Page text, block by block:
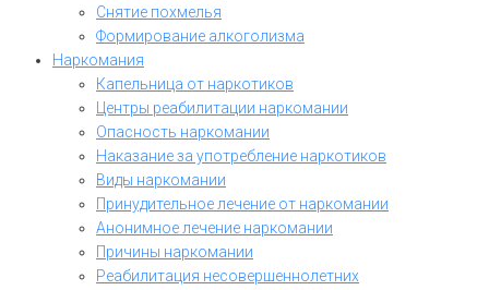
Снятие похмелья
Формирование алкоголизма
Наркомания
Капельница от наркотиков
Центры реабилитации наркомании
Опасность наркомании
Наказание за употребление наркотиков
Виды наркомании
Принудительное лечение от наркомании
Анонимное лечение наркомании
Причины наркомании
Реабилитация несовершеннолетних